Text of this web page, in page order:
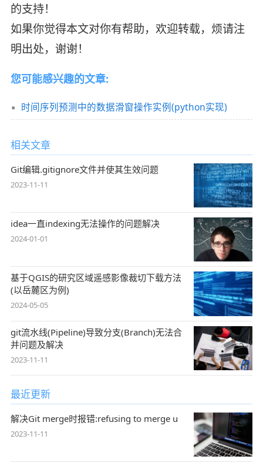
的支持！
如果你觉得本文对你有帮助，欢迎转载，烦请注
明出处，谢谢！
您可能感兴趣的文章:
时间序列预测中的数据滑窗操作实例(python实现)
相关文章
Git编辑.gitignore文件并使其生效问题
2023-11-11
idea一直indexing无法操作的问题解决
2024-01-01
基于QGIS的研究区域遥感影像裁切下载方法
(以岳麓区为例)
2024-05-05
git流水线(Pipeline)导致分支(Branch)无法合
并问题及解决
2023-11-11
最近更新
解决Git merge时报错:refusing to merge u
2023-11-11